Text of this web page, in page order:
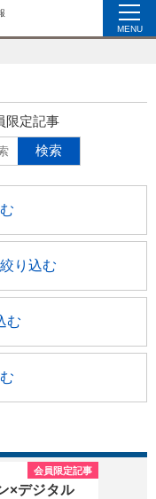
MENU
限定記事
り込む
む
×デジタル
会員限定記事